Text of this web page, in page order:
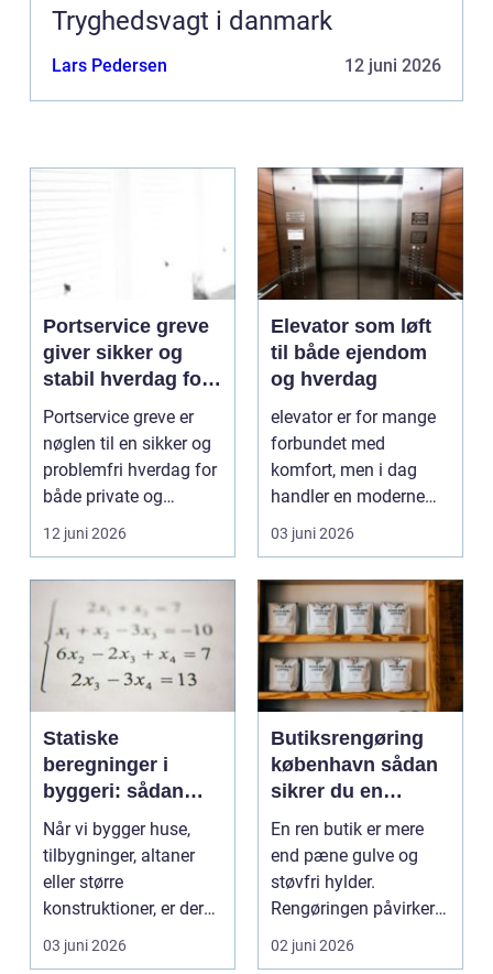
Tryghedsvagt i danmark
Lars Pedersen 12 juni 2026
Portservice greve
giver sikker og
stabil hverdag for
porte
Portservice greve er
nøglen til en sikker og
problemfri hverdag for
både private og
virksomheder, de...
12 juni 2026
Elevator som løft
til både ejendom
og hverdag
elevator er for mange
forbundet med
komfort, men i dag
handler en moderne
elevator lige så meg...
03 juni 2026
Statiske
beregninger i
byggeri: sådan
skaber de
sikkerhed og
tryghed
Når vi bygger huse,
tilbygninger, altaner
eller større
konstruktioner, er der
én ting, der altid ska...
03 juni 2026
Butiksrengøring
københavn sådan
sikrer du en
indbydende butik
hver dag
En ren butik er mere
end pæne gulve og
støvfri hylder.
Rengøringen påvirker
kundernes
førstehåndsind...
02 juni 2026